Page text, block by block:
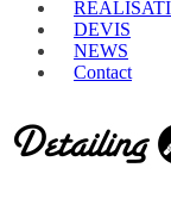
DEVIS
NEWS
Contact